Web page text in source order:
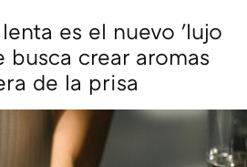
es el nuevo 'lujo
busca crear aromas
de la prisa